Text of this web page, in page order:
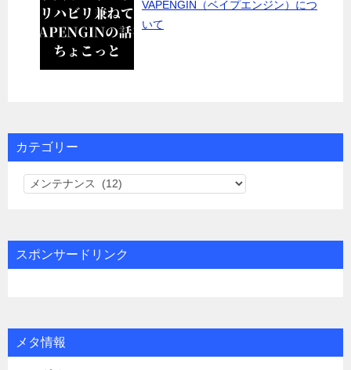
VAPENGIN（ベイプエンジン）につ
いて
カテゴリー
リ
ー
スポンサードリンク
メタ情報